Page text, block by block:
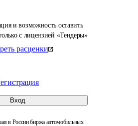
и возможность оставить
с лицензией «Тендеры»
расценки
Вход
в России биржа автомобильных